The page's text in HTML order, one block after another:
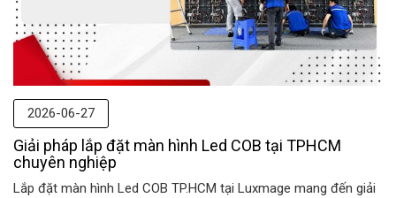
2026-06-27
Giải pháp lắp đặt màn hình Led COB tại TPHCM
chuyên nghiệp
Lắp đặt màn hình Led COB TP.HCM tại Luxmage mang đến giải